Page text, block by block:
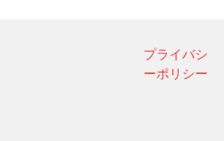
プライバシ
ーポリシー